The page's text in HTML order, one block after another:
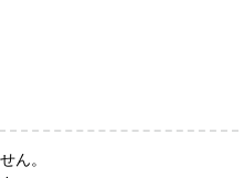
ん。